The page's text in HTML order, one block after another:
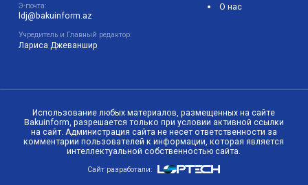
Э-почта:
ldj@bakuinform.az
Учредитель и Главный редактор:
Лариса Джеваншир
О нас
Использование любых материалов, размещенных на сайте
Bakuinform, разрешается только при условии активной ссылки
на сайт. Администрация сайта не несет ответственности за
комментарии пользователей к информации, которая является
интеллектуальной собственностью сайта.
Сайт разработали: